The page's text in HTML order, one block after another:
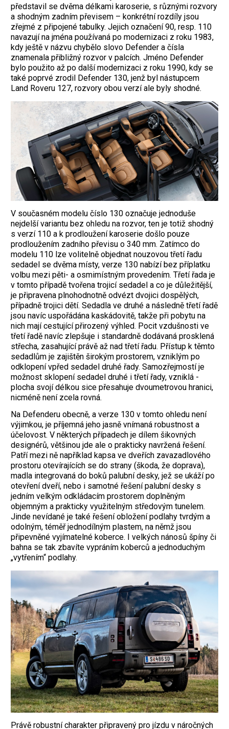
představil se dvěma délkami karoserie, s různými rozvory
a shodným zadním převisem – konkrétní rozdíly jsou
zřejmé z připojené tabulky. Jejich označení 90, resp. 110
navazují na jména používaná po modernizaci z roku 1983,
kdy ještě v názvu chybělo slovo Defender a čísla
znamenala přibližný rozvor v palcích. Jméno Defender
bylo použito až po další modernizaci z roku 1990, kdy se
také poprvé zrodil Defender 130, jenž byl nástupcem
Land Roveru 127, rozvory obou verzí ale byly shodné.
V současném modelu číslo 130 označuje jednoduše
nejdelší variantu bez ohledu na rozvor, ten je totiž shodný
s verzí 110 a k prodloužení karoserie došlo pouze
prodloužením zadního převisu o 340 mm. Zatímco do
modelu 110 lze volitelně objednat nouzovou třetí řadu
sedadel se dvěma místy, verze 130 nabízí bez příplatku
volbu mezi pěti- a osmimístným provedením. Třetí řada je
v tomto případě tvořena trojicí ­sedadel a co je důležitější,
je připravena plnohodnotně odvézt dvojici dospělých,
případně trojici dětí. Sedadla ve druhé a následně třetí řadě
jsou navíc uspořá­dána kaskádovitě, takže při pobytu na
nich mají cestující přirozený výhled. Pocit vzdušnosti ve
třetí řadě navíc zlepšuje i standardně dodávaná prosklená
střecha, zasahující právě až nad třetí řadu. Přístup k těmto
sedadlům je zajištěn širokým prostorem, vzniklým po
odklopení vpřed sedadel ­druhé řady. Samozřejmostí je
možnost sklopení sedadel druhé i třetí řady, vzniklá ­
plocha svojí délkou sice přesahuje ­dvoumetrovou hranici,
nicméně není zcela rovná.
Na Defenderu obecně, a verze 130 v tomto ohledu není
výjimkou, je příjemná jeho jasně vnímaná robustnost a
účelovost. V některých případech je dílem šikovných
designérů, většinou jde ale o prakticky navržená řešení.
Patří mezi ně například kapsa ve dveřích zavazadlového
prostoru otevírajících se do strany (škoda, že doprava),
madla integrovaná do boků palubní desky, jež se ukáží po
otevření dveří, nebo i samotné řešení palubní desky s
jedním velkým odkládacím prostorem doplněným
objemným a prakticky využitelným středovým tunelem.
Jinde nevídané je také řešení obložení podlahy tvrdým a
odolným, téměř jednodílným plastem, na němž jsou
připevněné vyjímatelné koberce. I velkých nánosů špíny či
bahna se tak zbavíte vypráním koberců a jednoduchým
„vytřením“ podlahy.
Právě robustní charakter připravený pro jízdu v náročných